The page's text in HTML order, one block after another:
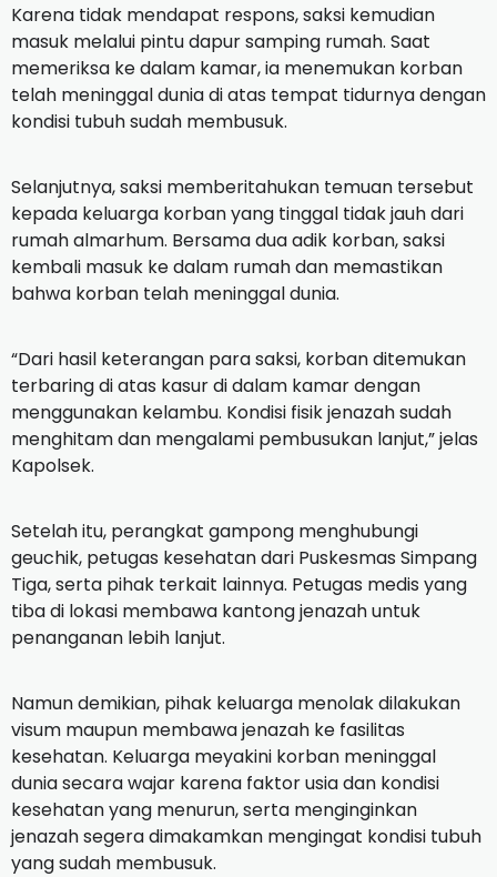
Karena tidak mendapat respons, saksi kemudian
masuk melalui pintu dapur samping rumah. Saat
memeriksa ke dalam kamar, ia menemukan korban
telah meninggal dunia di atas tempat tidurnya dengan
kondisi tubuh sudah membusuk.
Selanjutnya, saksi memberitahukan temuan tersebut
kepada keluarga korban yang tinggal tidak jauh dari
rumah almarhum. Bersama dua adik korban, saksi
kembali masuk ke dalam rumah dan memastikan
bahwa korban telah meninggal dunia.
“Dari hasil keterangan para saksi, korban ditemukan
terbaring di atas kasur di dalam kamar dengan
menggunakan kelambu. Kondisi fisik jenazah sudah
menghitam dan mengalami pembusukan lanjut,” jelas
Kapolsek.
Setelah itu, perangkat gampong menghubungi
geuchik, petugas kesehatan dari Puskesmas Simpang
Tiga, serta pihak terkait lainnya. Petugas medis yang
tiba di lokasi membawa kantong jenazah untuk
penanganan lebih lanjut.
Namun demikian, pihak keluarga menolak dilakukan
visum maupun membawa jenazah ke fasilitas
kesehatan. Keluarga meyakini korban meninggal
dunia secara wajar karena faktor usia dan kondisi
kesehatan yang menurun, serta menginginkan
jenazah segera dimakamkan mengingat kondisi tubuh
yang sudah membusuk.